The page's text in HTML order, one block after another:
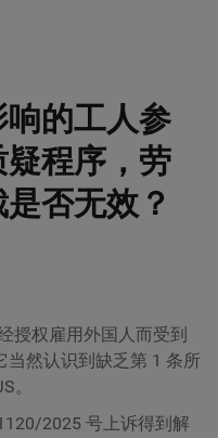
的工人参
程序，劳
否无效？
授权雇用外国人而受到
然认识到缺乏第 1 条所
。
2025 号上诉得到解